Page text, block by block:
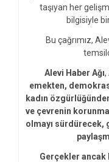
taşıyan her
bilgisiyle
Bu çağrımız,
Alevi Haber Ağı,
emekten,
kadın
ve çevrenin
olmayı sürdürecek,
Gerçekler